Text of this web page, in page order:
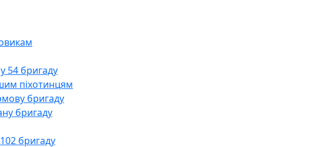
54 бригаду
піхотинцям
бригаду
бригаду
бригаду